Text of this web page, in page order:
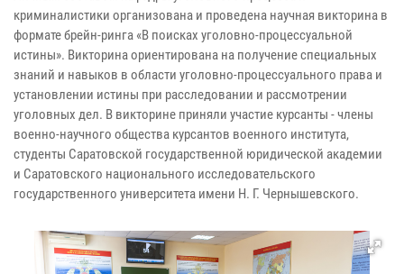
криминалистики организована и проведена научная викторина в
формате брейн-ринга «В поисках уголовно-процессуальной
истины». Викторина ориентирована на получение специальных
знаний и навыков в области уголовно-процессуального права и
установлении истины при расследовании и рассмотрении
уголовных дел. В викторине приняли участие курсанты - члены
военно-научного общества курсантов военного института,
студенты Саратовской государственной юридической академии
и Саратовского национального исследовательского
государственного университета имени Н. Г. Чернышевского.